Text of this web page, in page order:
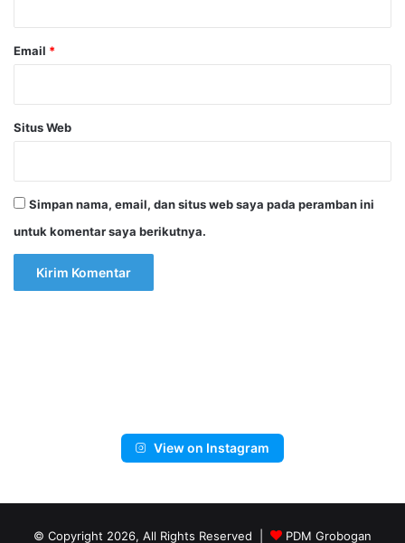
Email *
Situs Web
Simpan nama, email, dan situs web saya pada peramban ini
untuk komentar saya berikutnya.
View on Instagram
© Copyright 2026, All Rights Reserved | PDM Grobogan